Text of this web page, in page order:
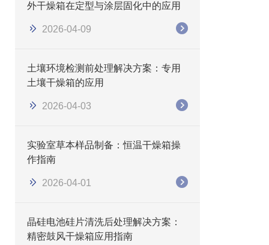
外干燥箱在定型与涂层固化中的应用
2026-04-09
土壤环境检测前处理解决方案：专用
土壤干燥箱的应用
2026-04-03
实验室草本样品制备：恒温干燥箱操
作指南
2026-04-01
晶硅电池硅片清洗后处理解决方案：
精密鼓风干燥箱应用指南